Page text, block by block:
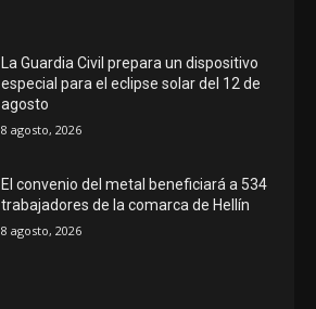
La Guardia Civil prepara un dispositivo
especial para el eclipse solar del 12 de
agosto
8 agosto, 2026
El convenio del metal beneficiará a 534
trabajadores de la comarca de Hellín
8 agosto, 2026